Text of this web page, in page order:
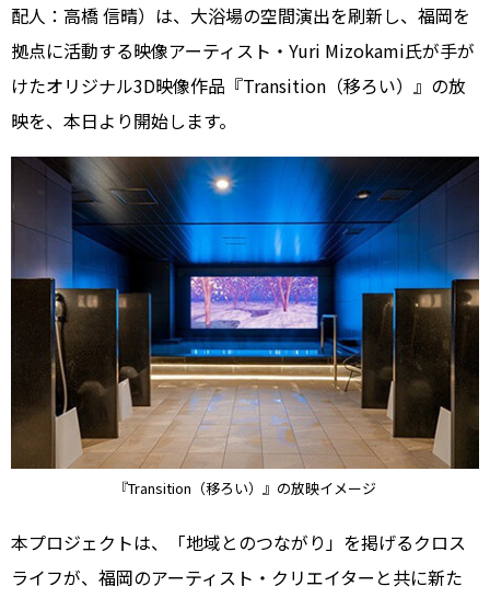
配人：高橋 信晴）は、大浴場の空間演出を刷新し、福岡を
拠点に活動する映像アーティスト・Yuri Mizokami氏が手が
けたオリジナル3D映像作品『Transition（移ろい）』の放
映を、本日より開始します。
『Transition（移ろい）』の放映イメージ
本プロジェクトは、「地域とのつながり」を掲げるクロス
ライフが、福岡のアーティスト・クリエイターと共に新た